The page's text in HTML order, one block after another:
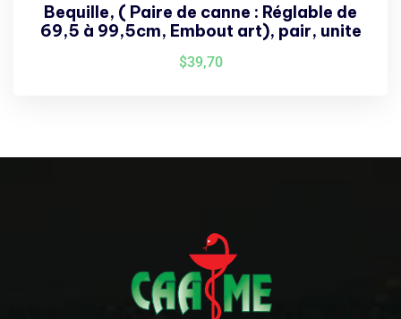
Bequille, ( Paire de canne : Réglable de
69,5 à 99,5cm, Embout art), pair, unite
$39,70